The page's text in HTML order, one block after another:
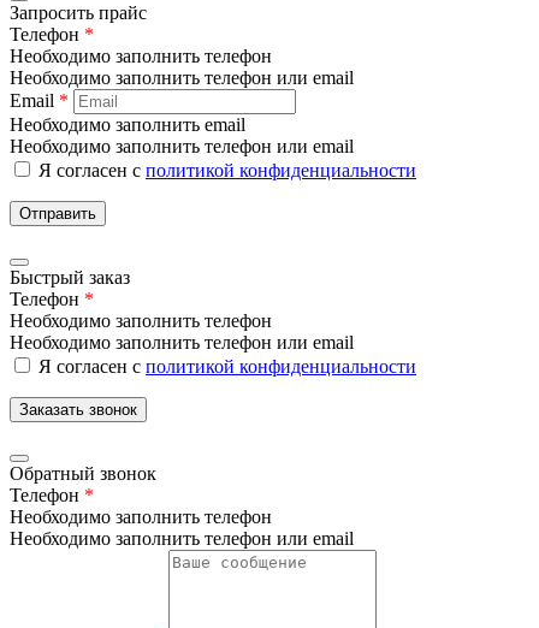
Запросить прайс
Телефон *
Необходимо заполнить телефон
Необходимо заполнить телефон или email
Email *
Необходимо заполнить email
Необходимо заполнить телефон или email
Я согласен с политикой конфиденциальности
Отправить
Быстрый заказ
Телефон *
Необходимо заполнить телефон
Необходимо заполнить телефон или email
Я согласен с политикой конфиденциальности
Заказать звонок
Обратный звонок
Телефон *
Необходимо заполнить телефон
Необходимо заполнить телефон или email